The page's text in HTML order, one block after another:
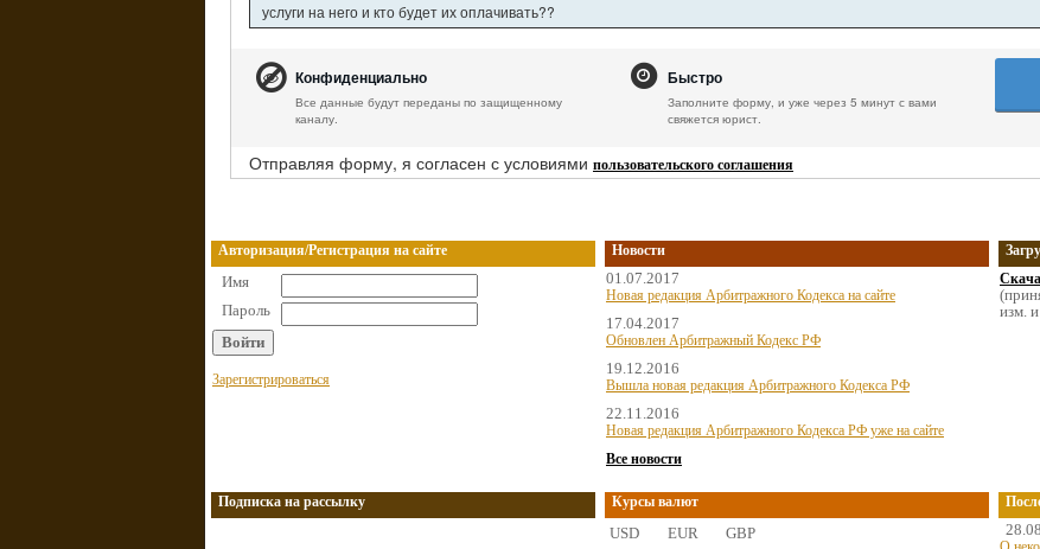
услуги на него и кто будет их оплачивать??
Конфиденциально
Все данные будут переданы по защищенному
каналу.
Быстро
Заполните форму, и уже через 5 минут с вами
свяжется юрист.
Отправляя форму, я согласен с условиями пользовательского соглашения
Авторизация/Регистрация на сайте
Имя
Пароль
Зарегистрироваться
Новости
01.07.2017
Новая редакция Арбитражного Кодекса на сайте
17.04.2017
Обновлен Арбитражный Кодекс РФ
19.12.2016
Вышла новая редакция Арбитражного Кодекса РФ
22.11.2016
Новая редакция Арбитражного Кодекса РФ уже на сайте
Все новости
изм.
Подписка на рассылку Курсы валют
USD EUR
GBP